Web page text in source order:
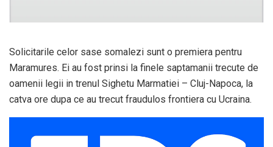
Solicitarile celor sase somalezi sunt o premiera pentru
Maramures. Ei au fost prinsi la finele saptamanii trecute de
oamenii legii in trenul Sighetu Marmatiei – Cluj-Napoca, la
catva ore dupa ce au trecut fraudulos frontiera cu Ucraina.